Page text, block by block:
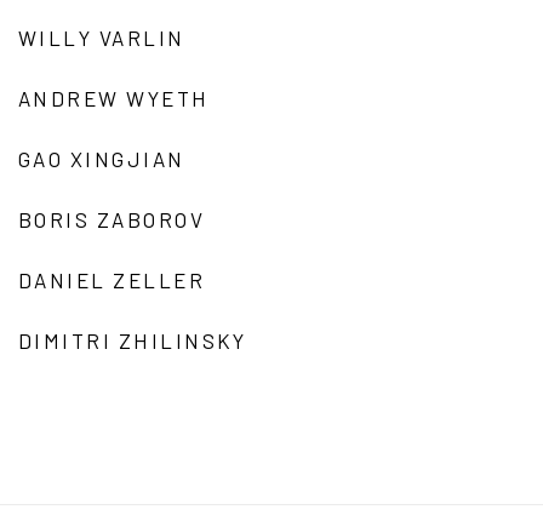
WILLY VARLIN
ANDREW WYETH
GAO XINGJIAN
BORIS ZABOROV
DANIEL ZELLER
DIMITRI ZHILINSKY